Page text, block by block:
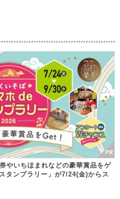
やいちほまれなどの豪華賞品をゲ
タンプラリー」が7/24(金)からス